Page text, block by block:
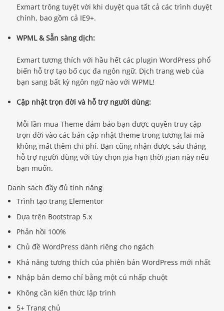
Exmart trông tuyệt vời khi duyệt qua tất cả các trình duyệt
chính, bao gồm cả IE9+.
WPML & Sẵn sàng dịch:
Exmart tương thích với hầu hết các plugin WordPress phổ
biến hỗ trợ tạo bố cục đa ngôn ngữ. Dịch trang web của
bạn sang bất kỳ ngôn ngữ nào với WPML!
Cập nhật trọn đời và hỗ trợ người dùng:
Mỗi lần mua Theme đảm bảo bạn được quyền truy cập
trọn đời vào các bản cập nhật theme trong tương lai mà
không mất thêm chi phí. Bạn cũng nhận được sáu tháng
hỗ trợ người dùng với tùy chọn gia hạn thời gian này nếu
bạn muốn.
Danh sách đầy đủ tính năng
Trình tạo trang Elementor
Dựa trên Bootstrap 5.x
Phản hồi 100%
Chủ đề WordPress dành riêng cho ngách
Khả năng tương thích của phiên bản WordPress mới nhất
Nhập bản demo chỉ bằng một cú nhấp chuột
Không cần kiến ​​thức lập trình
5+ Trang chủ